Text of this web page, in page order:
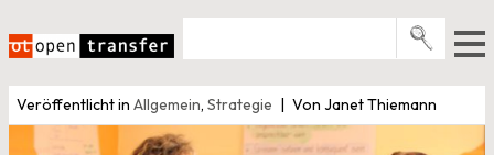
Inhalt
springen
Pro­gramme
Events
Veröffentlicht in Allgemein, Strategie Von Janet Thiemann